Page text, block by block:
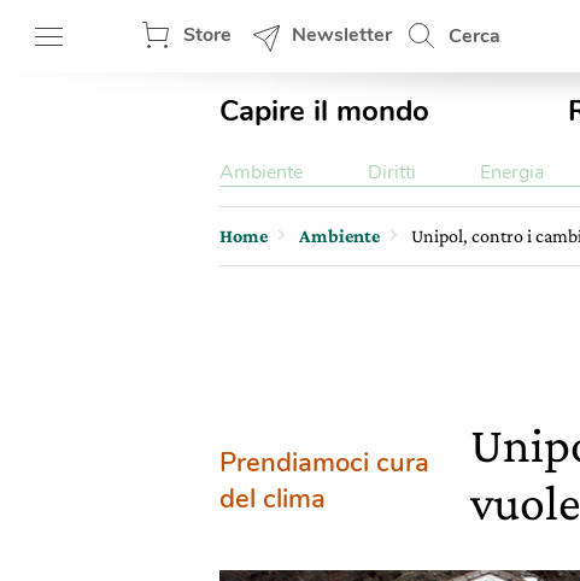
Store Newsletter Cerca
Capire il mondo
Ambiente Diritti Energia
Home Ambiente Unipol, contro i
Prendiamoci cura
del clima